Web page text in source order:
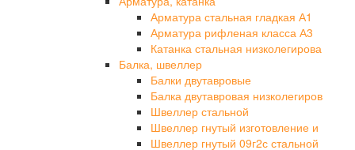
Арматура стальная гладкая А1
Арматура рифленая класса А3
Катанка стальная низколегирова
Балка, швеллер
Балки двутавровые
Балка двутавровая низколегиров
Швеллер стальной
Швеллер гнутый изготовление и
Швеллер гнутый 09г2с стальной